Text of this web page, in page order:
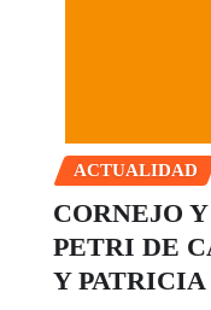
ACTUALIDAD
CORNEJO
PETRI DE
Y